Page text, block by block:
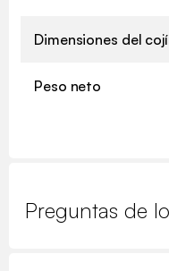
Dimensiones del
Peso neto
Preguntas de